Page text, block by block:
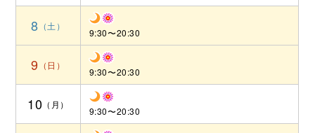
8 9:30〜20:30
9 9:30〜20:30
10 9:30〜20:30